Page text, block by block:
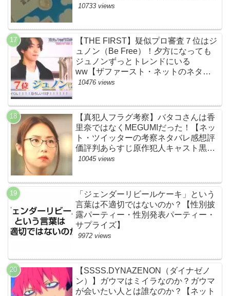
め】
10733 views
【THE FIRST】疑似プロ審査７位はジ
ュノン（Be Free）！夕方になっても
ジュノンずっとトレンドにいる
ww【ザファースト・ネットのネタバ
レ感想考察まとめ・スッキリ・
10476 views
【真犯人フラグ考察】バタコさんは香
里奈ではなくMEGUMIだった！【ネッ
ト・ツイッターの考察ネタバレ感想評
価評判あらすじ原作犯人キャスト黒幕
伏線まとめ】
10045 views
「ジェンダーリビールケーキ」という
言葉は不適切ではないのか？【性別披
露パーティー・性別発表パーティー・
サプライズ】
9972 views
【SSSS.DYNAZENON（ダイナゼノ
ン）】ガウマはミイラなのか？ガウマ
が会いたい人とは誰なのか？【ネット